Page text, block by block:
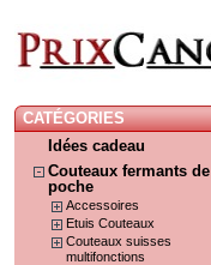
CATÉGORIES
Idées cadeau
Couteaux fermants de
poche
Accessoires
Etuis Couteaux
Couteaux suisses
multifonctions